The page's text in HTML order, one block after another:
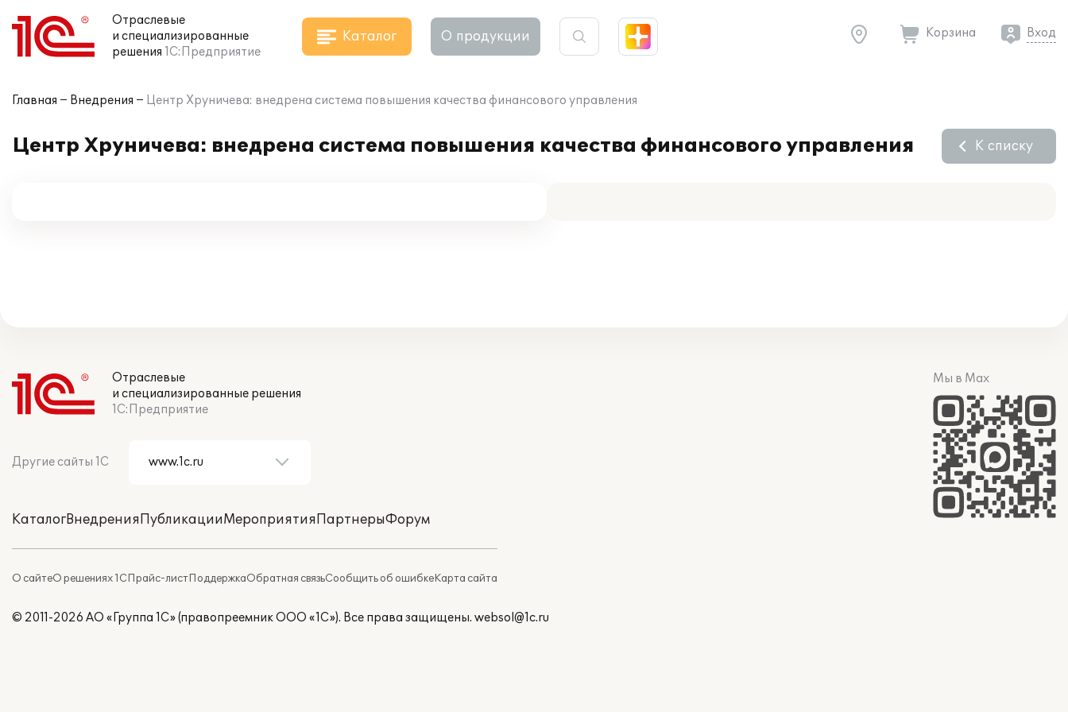
Отраслевые
и специализированные
решения 1С:Предприятие
Каталог О продукции Корзина Вход
Главная Внедрения Центр Хруничева: внедрена система повышения качества финансового управления
Центр Хруничева: внедрена система повышения качества финансового управления К списку
Отраслевые
и специализированные решения
1С:Предприятие
Другие сайты 1С
КаталогВнедренияПубликацииМероприятияПартнерыФорум
О сайтеО решениях 1СПрайс-листПоддержкаОбратная связьСообщить об ошибкеКарта сайта
Мы в Max
© 2011-2026 АО «Группа 1С» (правопреемник ООО «1С»). Все права защищены. websol@1c.ru